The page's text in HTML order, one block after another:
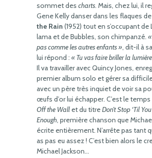
sommet des charts. Mais, chez lui, il
Gene Kelly danser dans les flaques de
the Rain (1952) tout en s’occupant de
lama et de Bubbles, son chimpanzé.
pas comme les autres enfants », dit-il à
lui répond : « Tu vas faire briller la
Il va travailler avec Quincy Jones,
premier album solo et gérer sa
avec un père très inquiet de voir sa
œufs d’or lui échapper. C’est le temps
Off the Wallet du titreDon’t Stop ‘Til
Enough, première chanson que
écrite entièrement. N’arrête pas tant
as pas eu assez ! C’est bien alors le
Michael Jackson…